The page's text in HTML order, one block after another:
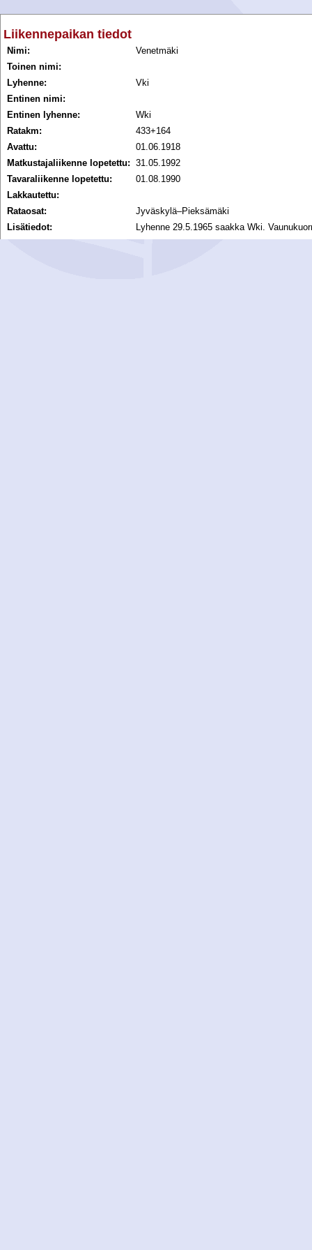
Liikennepaikan tiedot
Nimi:
Venetmäki
Toinen nimi:
Lyhenne:
Vki
Entinen nimi:
Entinen lyhenne:
Wki
Ratakm:
433+164
Avattu:
01.06.1918
Matkustajaliikenne lopetettu: 31.05.1992
Tavaraliikenne lopetettu:
01.08.1990
Lakkautettu:
Rataosat:
Jyväskylä–Pieksämäki
Lisätiedot:
Lyhenne 29.5.1965 saakka Wki.